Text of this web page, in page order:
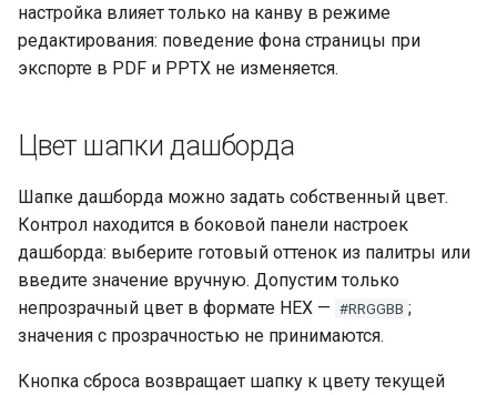
настройка влияет только на канву в режиме
редактирования: поведение фона страницы при
экспорте в PDF и PPTX не изменяется.
Цвет шапки дашборда
Шапке дашборда можно задать собственный цвет.
Контрол находится в боковой панели настроек
дашборда: выберите готовый оттенок из палитры или
введите значение вручную. Допустим только
непрозрачный цвет в формате HEX — #RRGGBB ;
значения с прозрачностью не принимаются.
Кнопка сброса возвращает шапку к цвету текущей